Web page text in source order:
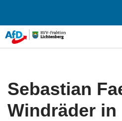
Zum
Inhalt
springen
Sebastian
Windräder in